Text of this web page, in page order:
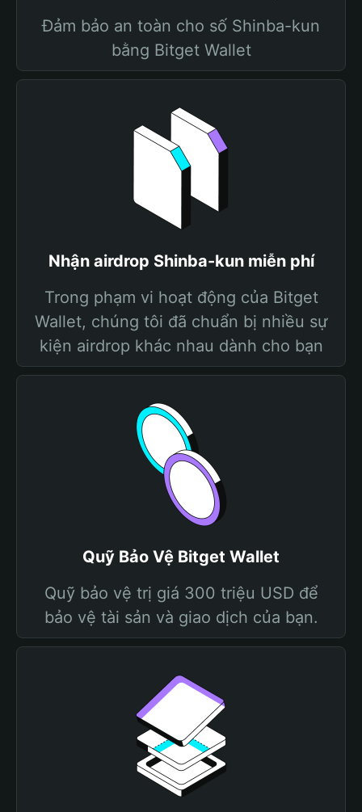
Đảm bảo an toàn cho số Shinba-kun
bằng Bitget Wallet
Nhận airdrop Shinba-kun miễn phí
Trong phạm vi hoạt động của Bitget
Wallet, chúng tôi đã chuẩn bị nhiều sự
kiện airdrop khác nhau dành cho bạn
Quỹ Bảo Vệ Bitget Wallet
Quỹ bảo vệ trị giá 300 triệu USD để
bảo vệ tài sản và giao dịch của bạn.